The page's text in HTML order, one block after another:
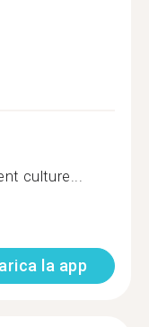
culture...
la app